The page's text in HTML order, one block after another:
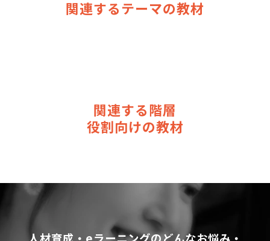
関連するテーマの教材
関連する階層
役割向けの教材